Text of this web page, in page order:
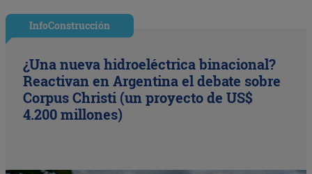
InfoConstrucción
¿Una nueva hidroeléctrica binacional?
Reactivan en Argentina el debate sobre
Corpus Christi (un proyecto de US$
4.200 millones)